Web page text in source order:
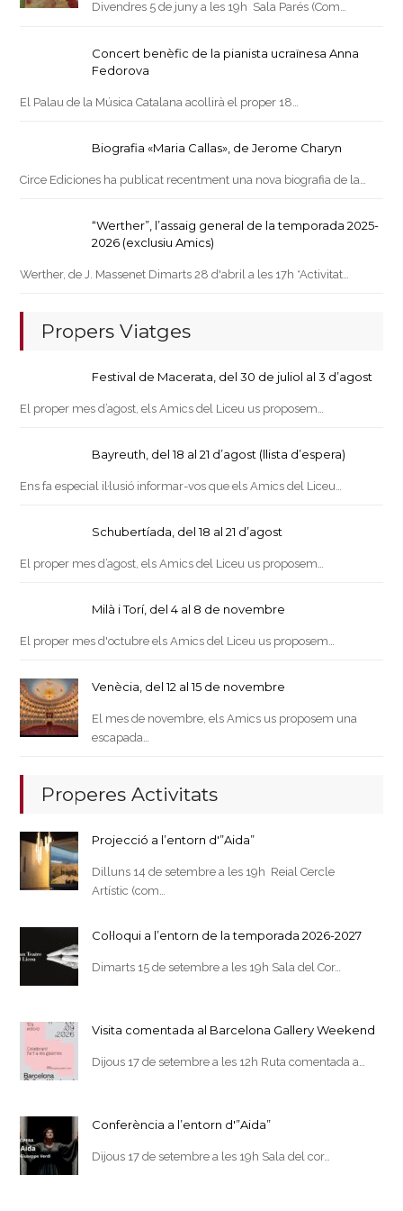
Divendres 5 de juny a les 19h Sala Parés (Com…
Concert benèfic de la pianista ucraïnesa Anna
Fedorova
El Palau de la Música Catalana acollirà el proper 18…
Biografia «Maria Callas», de Jerome Charyn
Circe Ediciones ha publicat recentment una nova biografia de la…
“Werther”, l’assaig general de la temporada 2025-
2026 (exclusiu Amics)
Werther, de J. Massenet Dimarts 28 d'abril a les 17h *Activitat…
Propers Viatges
Festival de Macerata, del 30 de juliol al 3 d’agost
El proper mes d’agost, els Amics del Liceu us proposem…
Bayreuth, del 18 al 21 d’agost (llista d’espera)
Ens fa especial il·lusió informar-vos que els Amics del Liceu…
Schubertíada, del 18 al 21 d’agost
El proper mes d’agost, els Amics del Liceu us proposem…
Milà i Torí, del 4 al 8 de novembre
El proper mes d'octubre els Amics del Liceu us proposem…
Venècia, del 12 al 15 de novembre
El mes de novembre, els Amics us proposem una
escapada…
Properes Activitats
Projecció a l’entorn d'”Aida”
Dilluns 14 de setembre a les 19h Reial Cercle
Artístic (com…
Col·loqui a l’entorn de la temporada 2026-2027
Dimarts 15 de setembre a les 19h Sala del Cor…
Visita comentada al Barcelona Gallery Weekend
Dijous 17 de setembre a les 12h Ruta comentada a…
Conferència a l’entorn d'”Aida”
Dijous 17 de setembre a les 19h Sala del cor…